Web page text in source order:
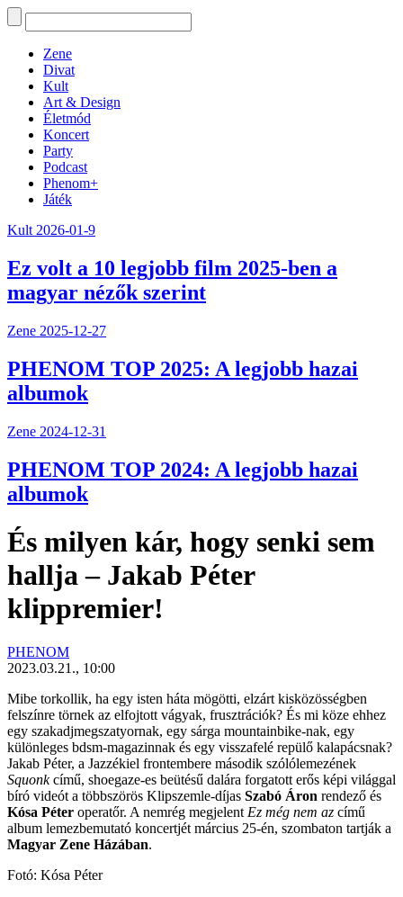
Zene
Divat
Kult
Art & Design
Életmód
Koncert
Party
Podcast
Phenom+
Játék
Kult 2026-01-9
Ez volt a 10 legjobb film 2025-ben a
magyar nézők szerint
Zene 2025-12-27
PHENOM TOP 2025: A legjobb hazai
albumok
Zene 2024-12-31
PHENOM TOP 2024: A legjobb hazai
albumok
És milyen kár, hogy senki sem
hallja – Jakab Péter
klippremier!
PHENOM
2023.03.21., 10:00
Mibe torkollik, ha egy isten háta mögötti, elzárt kisközösségben
felszínre törnek az elfojtott vágyak, frusztrációk? És mi köze ehhez
egy szakadjmegszatyornak, egy sárga mountainbike-nak, egy
különleges bdsm-magazinnak és egy visszafelé repülő kalapácsnak?
Jakab Péter, a Jazzékiel frontembere második szólólemezének
Squonkcímű, shoegaze-es beütésű dalára forgatott erős képi világgal
bíró videót a többszörös Klipszemle-díjas Szabó Áron rendező és
Kósa Péter operatőr. A nemrég megjelentEz még nem az című
album lemezbemutató koncertjét március 25-én, szombaton tartják a
Magyar Zene Házában.
Fotó: Kósa Péter